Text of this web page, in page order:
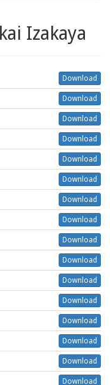
Izakaya
Download
Download
Download
Download
Download
Download
Download
Download
Download
Download
Download
Download
Download
Download
Download
Download